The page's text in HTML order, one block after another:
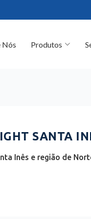
Nós Produtos
SANTA
Inês e região de